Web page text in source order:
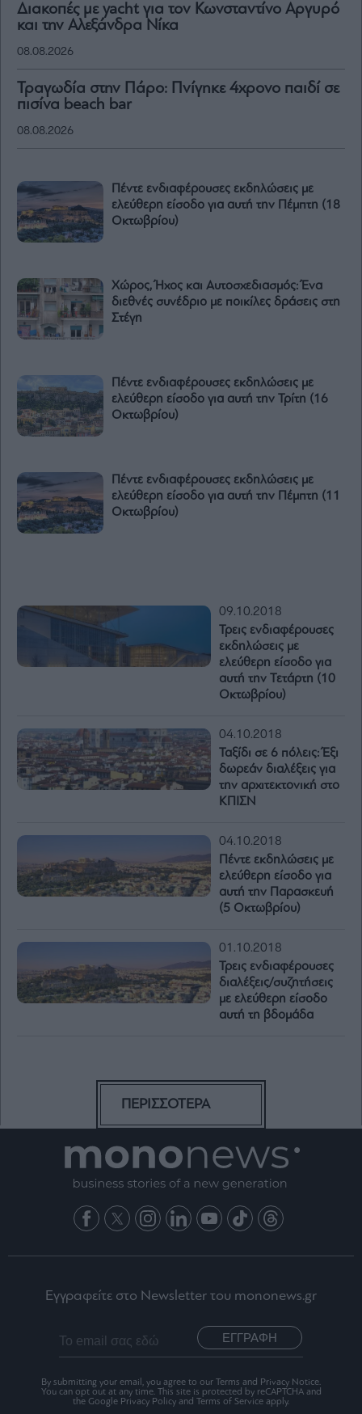
Διακοπές με yacht για τον Κωνσταντίνο Αργυρό
και την Αλεξάνδρα Νίκα
08.08.2026
Τραγωδία στην Πάρο: Πνίγηκε 4χρονο παιδί σε
πισίνα beach bar
08.08.2026
Πέντε ενδιαφέρουσες εκδηλώσεις με
ελεύθερη είσοδο για αυτή την Πέμπτη (18
Οκτωβρίου)
Χώρος, Ήχος και Αυτοσχεδιασμός: Ένα
διεθνές συνέδριο με ποικίλες δράσεις στη
Στέγη
Πέντε ενδιαφέρουσες εκδηλώσεις με
ελεύθερη είσοδο για αυτή την Τρίτη (16
Οκτωβρίου)
Πέντε ενδιαφέρουσες εκδηλώσεις με
ελεύθερη είσοδο για αυτή την Πέμπτη (11
Οκτωβρίου)
09.10.2018
Τρεις ενδιαφέρουσες
εκδηλώσεις με
ελεύθερη είσοδο για
αυτή την Τετάρτη (10
Οκτωβρίου)
04.10.2018
Ταξίδι σε 6 πόλεις: Έξι
δωρεάν διαλέξεις για
την αρχιτεκτονική στο
ΚΠΙΣΝ
04.10.2018
Πέντε εκδηλώσεις με
ελεύθερη είσοδο για
αυτή την Παρασκευή
(5 Οκτωβρίου)
01.10.2018
Τρεις ενδιαφέρουσες
διαλέξεις/συζητήσεις
με ελεύθερη είσοδο
αυτή τη βδομάδα
ΠΕΡΙΣΣΟΤΕΡΑ
Εγγραφείτε στο Newsletter του mononews.gr
ΕΓΓΡΑΦΗ
By submitting your email, you agree to our Terms and Privacy Notice.
You can opt out at any time. This site is protected by reCAPTCHA and
the Google Privacy Policy and Terms of Service apply.